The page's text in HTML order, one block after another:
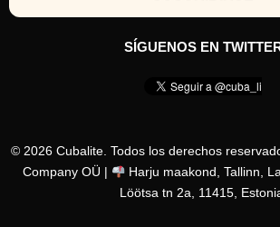
SÍGUENOS EN
© 2026 Cubalite. Todos los derechos
Company OÜ |
Harju maakond, Tallinn,
Löötsa tn 2a, 11415,